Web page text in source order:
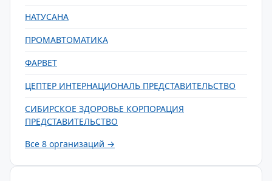
НАТУСАНА
ПРОМАВТОМАТИКА
ФАРВЕТ
ЦЕПТЕР ИНТЕРНАЦИОНАЛЬ ПРЕДСТАВИТЕЛЬСТВО
СИБИРСКОЕ ЗДОРОВЬЕ КОРПОРАЦИЯ
ПРЕДСТАВИТЕЛЬСТВО
Все 8 организаций →